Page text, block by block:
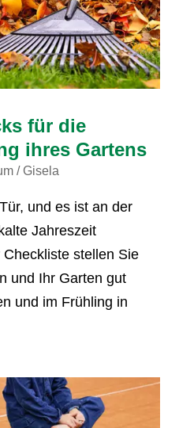
für die
ihres Gartens
Gisela
und es ist an der
Jahreszeit
stellen Sie
und Ihr Garten gut
und im Frühling in